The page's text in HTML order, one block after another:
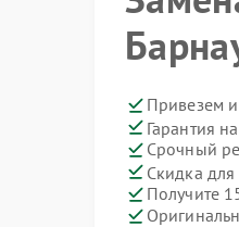
Привезем и
Гарантия
Срочный
Скидка для
Получите